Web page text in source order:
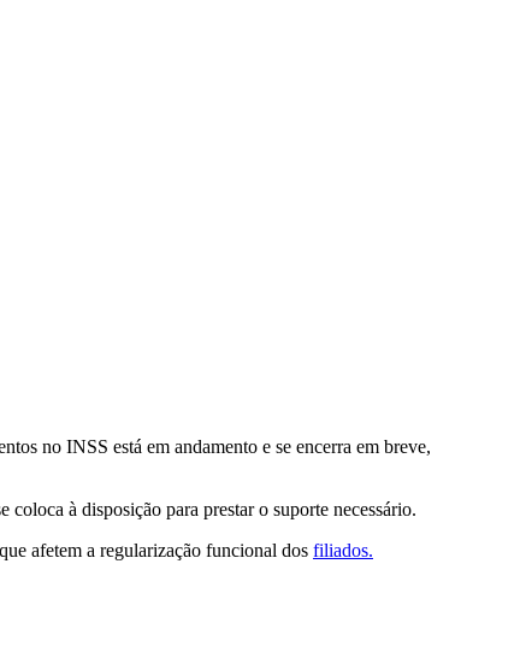
no INSS está em andamento e se encerra em breve,
à disposição para prestar o suporte necessário.
afetem a regularização funcional dos filiados.